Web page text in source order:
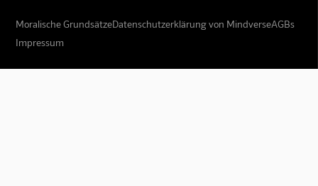
Moralische GrundsätzeDatenschutzerklärung von MindverseAGBs
Impressum